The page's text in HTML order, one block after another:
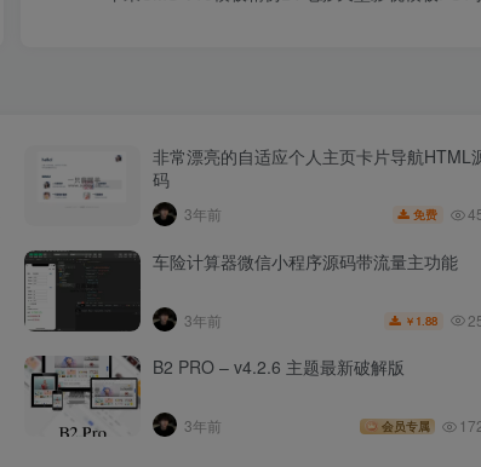
非常漂亮的自适应个人主页卡片导航HTML
码
3年前 免费
车险计算器微信小程序源码带流量主功能
3年前 ￥ 1.88
B2 PRO – v4.2.6 主题最新破解版
3年前 会员专属